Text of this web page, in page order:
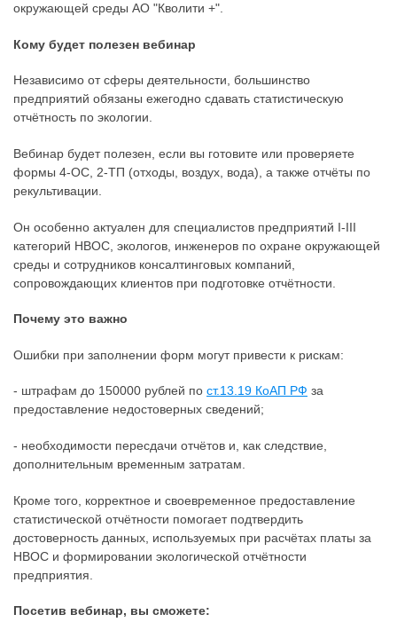
окружающей среды АО "Кволити +".
Кому будет полезен вебинар
Независимо от сферы деятельности, большинство
предприятий обязаны ежегодно сдавать статистическую
отчётность по экологии.
Вебинар будет полезен, если вы готовите или проверяете
формы 4-ОС, 2-ТП (отходы, воздух, вода), а также отчёты по
рекультивации.
Он особенно актуален для специалистов предприятий I-III
категорий НВОС, экологов, инженеров по охране окружающей
среды и сотрудников консалтинговых компаний,
сопровождающих клиентов при подготовке отчётности.
Почему это важно
Ошибки при заполнении форм могут привести к рискам:
- штрафам до 150000 рублей по ст.13.19 КоАП РФ за
предоставление недостоверных сведений;
- необходимости пересдачи отчётов и, как следствие,
дополнительным временным затратам.
Кроме того, корректное и своевременное предоставление
статистической отчётности помогает подтвердить
достоверность данных, используемых при расчётах платы за
НВОС и формировании экологической отчётности
предприятия.
Посетив вебинар, вы сможете: